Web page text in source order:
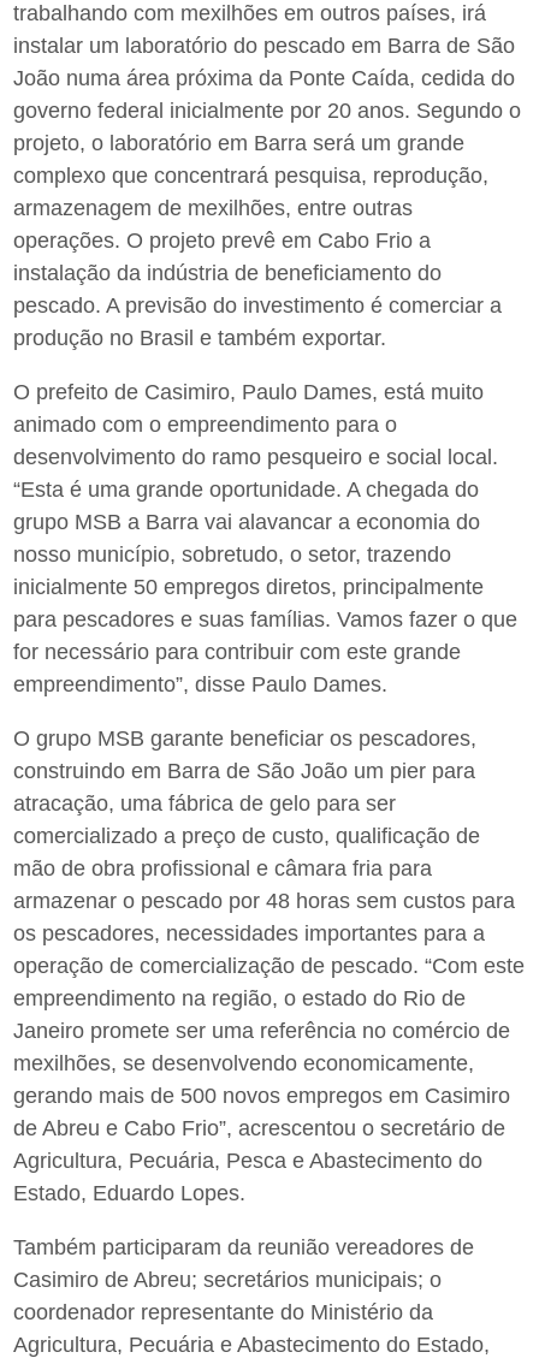
trabalhando com mexilhões em outros países, irá
instalar um laboratório do pescado em Barra de São
João numa área próxima da Ponte Caída, cedida do
governo federal inicialmente por 20 anos. Segundo o
projeto, o laboratório em Barra será um grande
complexo que concentrará pesquisa, reprodução,
armazenagem de mexilhões, entre outras
operações. O projeto prevê em Cabo Frio a
instalação da indústria de beneficiamento do
pescado. A previsão do investimento é comerciar a
produção no Brasil e também exportar.
O prefeito de Casimiro, Paulo Dames, está muito
animado com o empreendimento para o
desenvolvimento do ramo pesqueiro e social local.
“Esta é uma grande oportunidade. A chegada do
grupo MSB a Barra vai alavancar a economia do
nosso município, sobretudo, o setor, trazendo
inicialmente 50 empregos diretos, principalmente
para pescadores e suas famílias. Vamos fazer o que
for necessário para contribuir com este grande
empreendimento”, disse Paulo Dames.
O grupo MSB garante beneficiar os pescadores,
construindo em Barra de São João um pier para
atracação, uma fábrica de gelo para ser
comercializado a preço de custo, qualificação de
mão de obra profissional e câmara fria para
armazenar o pescado por 48 horas sem custos para
os pescadores, necessidades importantes para a
operação de comercialização de pescado. “Com este
empreendimento na região, o estado do Rio de
Janeiro promete ser uma referência no comércio de
mexilhões, se desenvolvendo economicamente,
gerando mais de 500 novos empregos em Casimiro
de Abreu e Cabo Frio”, acrescentou o secretário de
Agricultura, Pecuária, Pesca e Abastecimento do
Estado, Eduardo Lopes.
Também participaram da reunião vereadores de
Casimiro de Abreu; secretários municipais; o
coordenador representante do Ministério da
Agricultura, Pecuária e Abastecimento do Estado,